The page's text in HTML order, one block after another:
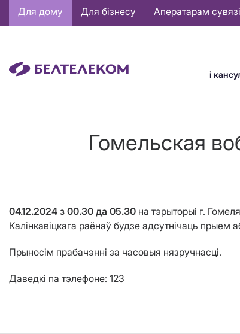
Основная
навигация
Для дому Для бізнесу Аператарам сувязі
і
Гомельская
04.12.2024 з 00.30 да 05.30 на тэрыторыі г.
Калінкавіцкага раёнаў будзе адсутнічаць прыем
Прыносім прабачэнні за часовыя нязручнасці.
Даведкі па тэлефоне: 123